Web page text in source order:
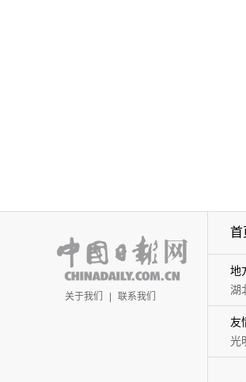
关于我们 | 联系我们
首
地
湖
友
光